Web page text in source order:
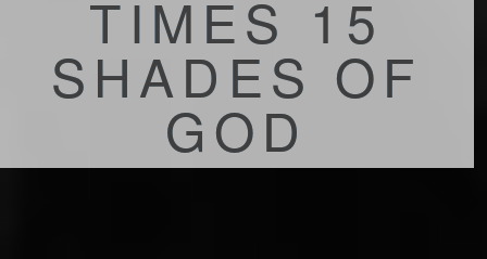
TIMES 15
SHADES OF
GOD